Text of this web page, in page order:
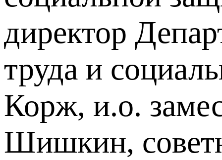
директор
труда и
Корж, и.о.
Шишкин,